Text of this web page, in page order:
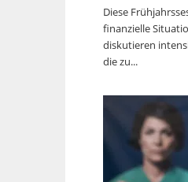
Diese
finanzielle
diskutieren
die zu...